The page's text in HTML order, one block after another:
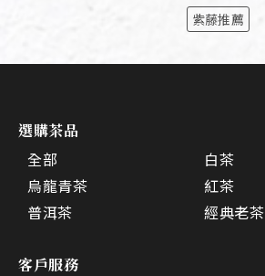
紫藤推薦
選購茶品
全部
白茶
烏龍青茶
紅茶
普洱茶
經典老茶
客戶服務